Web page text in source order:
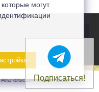
© 2007-2026
Подписаться!
могут